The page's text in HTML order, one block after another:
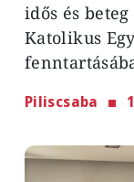
idős és
Katolikus
Piliscsaba
Image